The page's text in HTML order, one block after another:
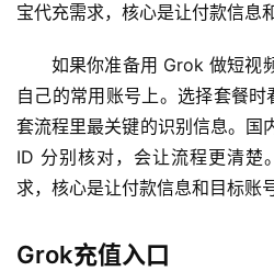
宝代充需求，核心是让付款信息
如果你准备用 Grok 做短视
自己的常用账号上。选择套餐
套流程里最关键的识别信息。国
ID 分别核对，会让流程更清楚
求，核心是让付款信息和目标账
Grok充值入口